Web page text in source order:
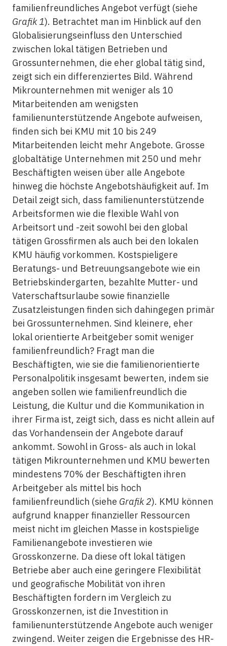
familienfreundliches Angebot verfügt (siehe
Grafik 1). Betrachtet man im Hinblick auf den
Globalisierungseinfluss den Unterschied
zwischen lokal tätigen Betrieben und
Grossunternehmen, die eher global tätig sind,
zeigt sich ein differenziertes Bild. Während
Mikrounternehmen mit weniger als 10
Mitarbeitenden am wenigsten
familienunterstützende Angebote aufweisen,
finden sich bei KMU mit 10 bis 249
Mitarbeitenden leicht mehr Angebote. Grosse
globaltätige Unternehmen mit 250 und mehr
Beschäftigten weisen über alle Angebote
hinweg die höchste Angebotshäufigkeit auf. Im
Detail zeigt sich, dass familienunterstützende
Arbeitsformen wie die flexible Wahl von
Arbeitsort und -zeit sowohl bei den global
tätigen Grossfirmen als auch bei den lokalen
KMU häufig vorkommen. Kostspieligere
Beratungs- und Betreuungsangebote wie ein
Betriebskindergarten, bezahlte Mutter- und
Vaterschaftsurlaube sowie finanzielle
Zusatzleistungen finden sich dahingegen primär
bei Grossunternehmen. Sind kleinere, eher
lokal orientierte Arbeitgeber somit weniger
familienfreundlich? Fragt man die
Beschäftigten, wie sie die familienorientierte
Personalpolitik insgesamt bewerten, indem sie
angeben sollen wie familienfreundlich die
Leistung, die Kultur und die Kommunikation in
ihrer Firma ist, zeigt sich, dass es nicht allein auf
das Vorhandensein der Angebote darauf
ankommt. Sowohl in Gross- als auch in lokal
tätigen Mikrounternehmen und KMU bewerten
mindestens 70% der Beschäftigten ihren
Arbeitgeber als mittel bis hoch
familienfreundlich (siehe Grafik 2). KMU können
aufgrund knapper finanzieller Ressourcen
meist nicht im gleichen Masse in kostspielige
Familienangebote investieren wie
Grosskonzerne. Da diese oft lokal tätigen
Betriebe aber auch eine geringere Flexibilität
und geografische Mobilität von ihren
Beschäftigten fordern im Vergleich zu
Grosskonzernen, ist die Investition in
familienunterstützende Angebote auch weniger
zwingend. Weiter zeigen die Ergebnisse des HR-